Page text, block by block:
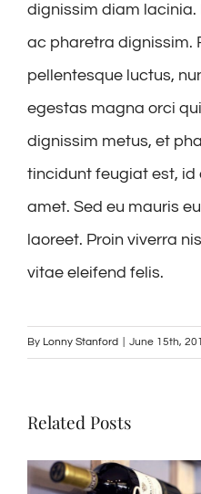
dignissim diam lacinia.
ac pharetra dignissim.
pellentesque luctus,
egestas magna orci
dignissim metus, et
tincidunt feugiat est, id
amet. Sed eu mauris
laoreet. Proin viverra
vitae eleifend felis.
By Lonny Stanford June 15th,
Related Posts